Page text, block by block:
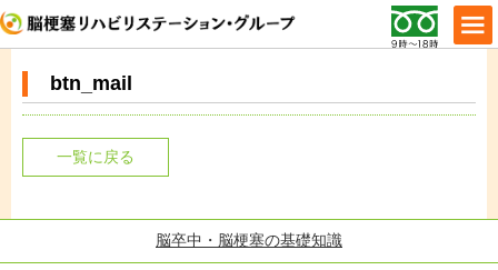
btn_mail
一覧に戻る
脳卒中・脳梗塞の基礎知識